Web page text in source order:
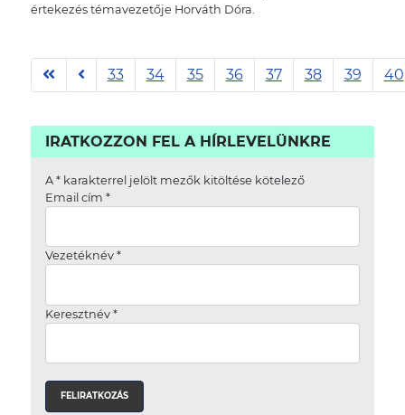
értekezés témavezetője Horváth Dóra.
42. oldal / 42
33 34 35 36 37 38 39 40
IRATKOZZON FEL A HÍRLEVELÜNKRE
A *karakterrel jelölt mezők kitöltése kötelező
Email cím *
Vezetéknév *
Keresztnév *